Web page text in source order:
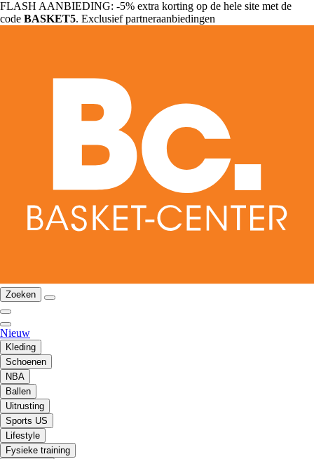
FLASH AANBIEDING: -5% extra korting op de hele site met de
code BASKET5. Exclusief partneraanbiedingen
Zoeken
Nieuw
Kleding
Schoenen
NBA
Ballen
Uitrusting
Sports US
Lifestyle
Fysieke training